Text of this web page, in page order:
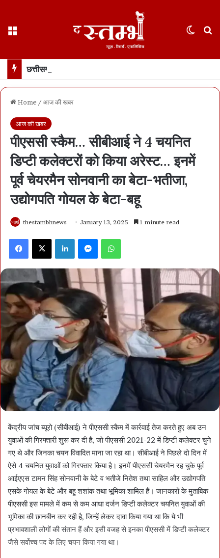
Home / आज की खबर
आज की खबर
पीएससी स्कैम… सीबीआई ने 4 चयनित
डिप्टी कलेक्टरों को किया अरेस्ट… इनमें
पूर्व चेयरमैन सोनवानी का बेटा-भतीजा,
उद्योगपति गोयल के बेटा-बहू
thestambhnews January 13, 2025 1 minute read
Facebook X LinkedIn
केंद्रीय जांच ब्यूरो (सीबीआई) ने पीएससी स्कैम में कार्रवाई तेज करते हुए अब उन
युवाओं की गिरफ्तारी शुरू कर दी है, जो पीएससी 2021-22 में डिप्टी कलेक्टर चुने
गए थे और जिनका चयन विवादित माना जा रहा था। सीबीआई ने पिछले दो दिन में
ऐसे 4 चयनित युवाओं को गिरफ्तार किया है। इनमें पीएससी चेयरमैन रह चुके पूर्व
आईएएस टामन सिंह सोनवानी के बेटे व भतीजे नितेश तथा साहिल और उद्योगपति
एसके गोयल के बेटे और बहू शशांक तथा भूमिका शामिल हैं। जानकारों के मुताबिक
पीएससी इस मामले में कम से कम आधा दर्जन डिप्टी कलेक्टर चयनित युवाओं की
भूमिका की छानबीन कर रही है, जिन्हें लेकर दावा किया गया था कि ये भी
प्रभावशाली लोगों की संतान हैं और इसी वजह से इनका पीएससी में डिप्टी कलेक्टर
जैसे सर्वोच्च पद के लिए चयन किया गया था।